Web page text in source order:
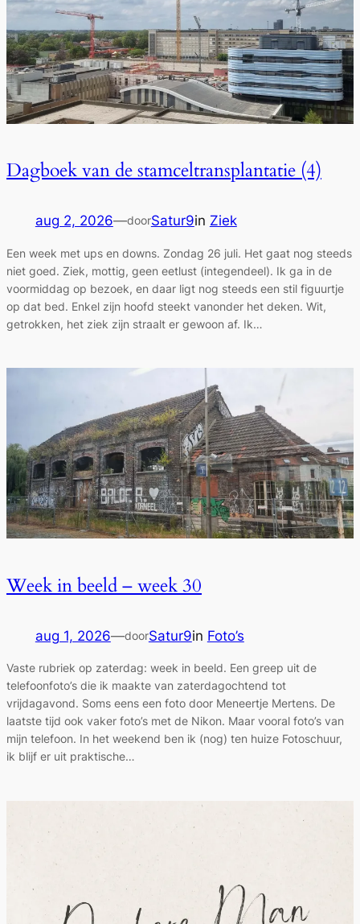
Dagboek van de stamceltransplantatie (4)
aug 2, 2026—doorSatur9in Ziek
Een week met ups en downs. Zondag 26 juli. Het gaat nog steeds
niet goed. Ziek, mottig, geen eetlust (integendeel). Ik ga in de
voormiddag op bezoek, en daar ligt nog steeds een stil figuurtje
op dat bed. Enkel zijn hoofd steekt vanonder het deken. Wit,
getrokken, het ziek zijn straalt er gewoon af. Ik…
Week in beeld – week 30
aug 1, 2026—doorSatur9in Foto’s
Vaste rubriek op zaterdag: week in beeld. Een greep uit de
telefoonfoto’s die ik maakte van zaterdagochtend tot
vrijdagavond. Soms eens een foto door Meneertje Mertens. De
laatste tijd ook vaker foto’s met de Nikon. Maar vooral foto’s van
mijn telefoon. In het weekend ben ik (nog) ten huize Fotoschuur,
ik blijf er uit praktische…